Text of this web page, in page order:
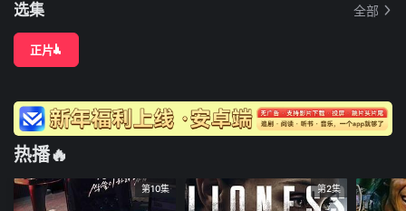
选集 全部
正片
热播🔥
第10集 第2集